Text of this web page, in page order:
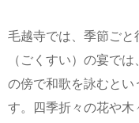
毛越寺では、季節ご
（ごくすい）の宴で
の傍で和歌を詠むとい
す。四季折々の花や木